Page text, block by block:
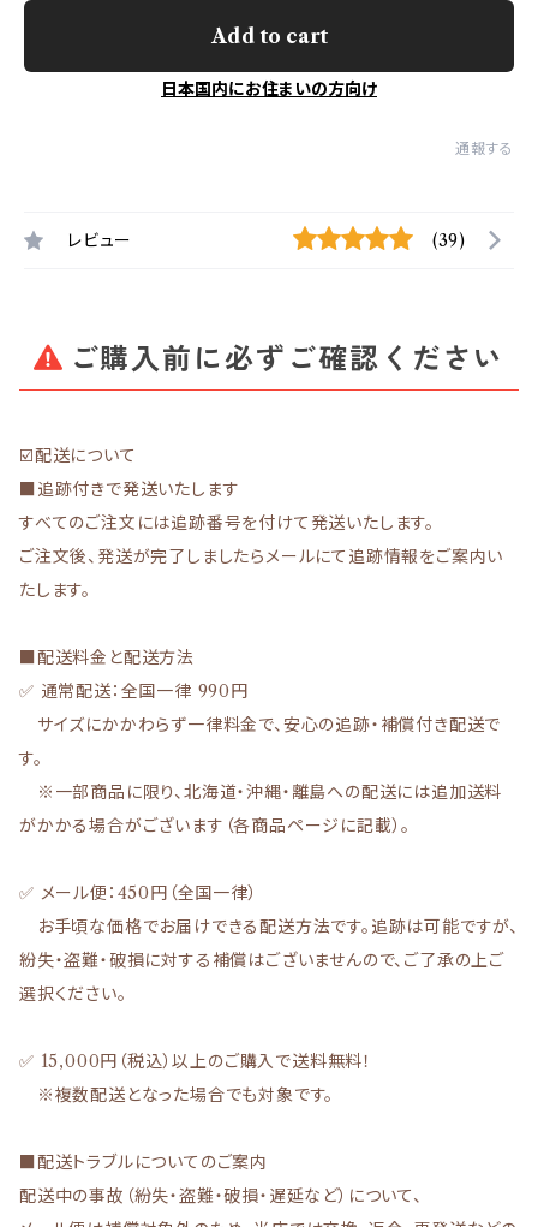
Add to cart
日本国内にお住まいの方向け
通報する
レビュー (39)
ご購入前に必ずご確認ください
☑️配送について
■追跡付きで発送いたします
すべてのご注文には追跡番号を付けて発送いたします。
ご注文後、発送が完了しましたらメールにて追跡情報をご案内い
たします。
■配送料金と配送方法
✅ 通常配送：全国一律 990円
サイズにかかわらず一律料金で、安心の追跡・補償付き配送で
す。
※一部商品に限り、北海道・沖縄・離島への配送には追加送料
がかかる場合がございます（各商品ページに記載）。
✅ メール便：450円（全国一律）
お手頃な価格でお届けできる配送方法です。追跡は可能ですが、
紛失・盗難・破損に対する補償はございませんので、ご了承の上ご
選択ください。
✅ 15,000円（税込）以上のご購入で送料無料！
※複数配送となった場合でも対象です。
■配送トラブルについてのご案内
配送中の事故（紛失・盗難・破損・遅延など）について、